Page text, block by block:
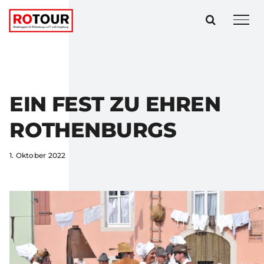
Zum
Inhalt
EIN FEST ZU EHREN
ROTHENBURGS
1. Oktober 2022